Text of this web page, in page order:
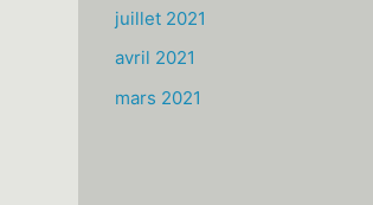
juillet 2021
avril 2021
mars 2021